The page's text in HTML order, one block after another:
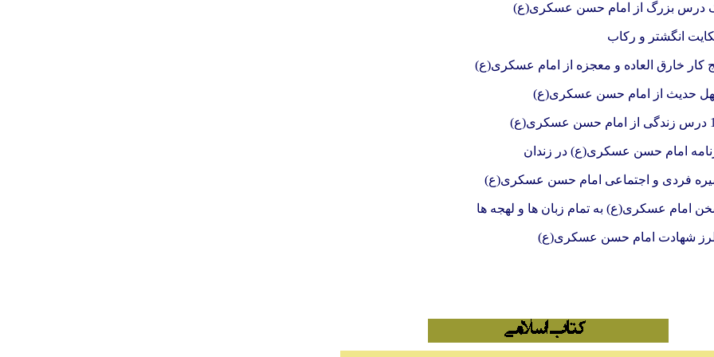
درس بزرگ از امام حسن عسکری(ع)
انگشتر و رکاب
کار خارق العاده و معجزه از امام عسکری(ع)
حدیث از امام حسن عسکری(ع)
امام حسن عسکری(ع) در زندان
فردی و اجتماعی امام حسن عسکری(ع)
امام عسکری(ع) به تمام زبان ها و لهجه ها
شهادت امام حسن عسکری(ع)